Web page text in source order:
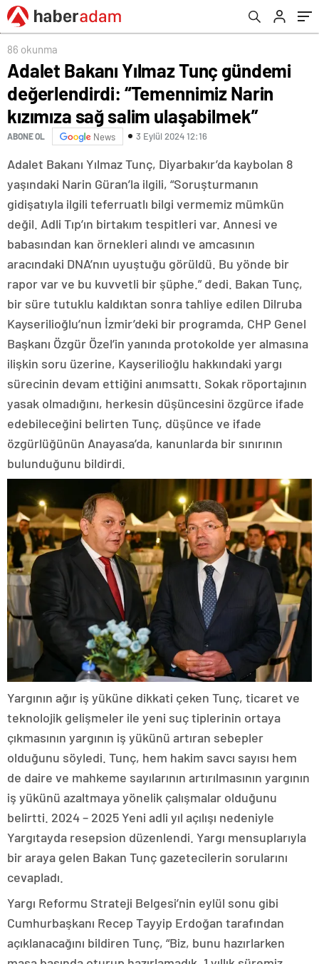
sağ salim ulaşabilmek”
86 okunma
Adalet Bakanı Yılmaz Tunç gündemi
değerlendirdi: “Temennimiz Narin
kızımıza sağ salim ulaşabilmek”
ABONE OL News 3 Eylül 2024 12:16
Adalet Bakanı Yılmaz Tunç, Diyarbakır’da kaybolan 8
yaşındaki Narin Güran’la ilgili, “Soruşturmanın
gidişatıyla ilgili teferruatlı bilgi vermemiz mümkün
değil. Adli Tıp’ın birtakım tespitleri var. Annesi ve
babasından kan örnekleri alındı ve amcasının
aracındaki DNA’nın uyuştuğu görüldü. Bu yönde bir
rapor var ve bu kuvvetli bir şüphe.” dedi. Bakan Tunç,
bir süre tutuklu kaldıktan sonra tahliye edilen Dilruba
Kayserilioğlu’nun İzmir’deki bir programda, CHP Genel
Başkanı Özgür Özel’in yanında protokolde yer almasına
ilişkin soru üzerine, Kayserilioğlu hakkındaki yargı
sürecinin devam ettiğini anımsattı. Sokak röportajının
yasak olmadığını, herkesin düşüncesini özgürce ifade
edebileceğini belirten Tunç, düşünce ve ifade
özgürlüğünün Anayasa’da, kanunlarda bir sınırının
bulunduğunu bildirdi.
Yargının ağır iş yüküne dikkati çeken Tunç, ticaret ve
teknolojik gelişmeler ile yeni suç tiplerinin ortaya
çıkmasının yargının iş yükünü artıran sebepler
olduğunu söyledi. Tunç, hem hakim savcı sayısı hem
de daire ve mahkeme sayılarının artırılmasının yargının
iş yükünü azaltmaya yönelik çalışmalar olduğunu
belirtti. 2024 – 2025 Yeni adli yıl açılışı nedeniyle
Yargıtayda resepsion düzenlendi. Yargı mensuplarıyla
bir araya gelen Bakan Tunç gazetecilerin sorularını
cevapladı.
Yargı Reformu Strateji Belgesi’nin eylül sonu gibi
Cumhurbaşkanı Recep Tayyip Erdoğan tarafından
açıklanacağını bildiren Tunç, “Biz, bunu hazırlarken